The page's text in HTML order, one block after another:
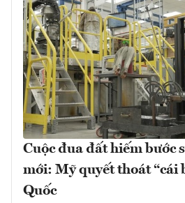
Cuộc đua đất hiếm bước
mới: Mỹ quyết thoát “cái
Quốc